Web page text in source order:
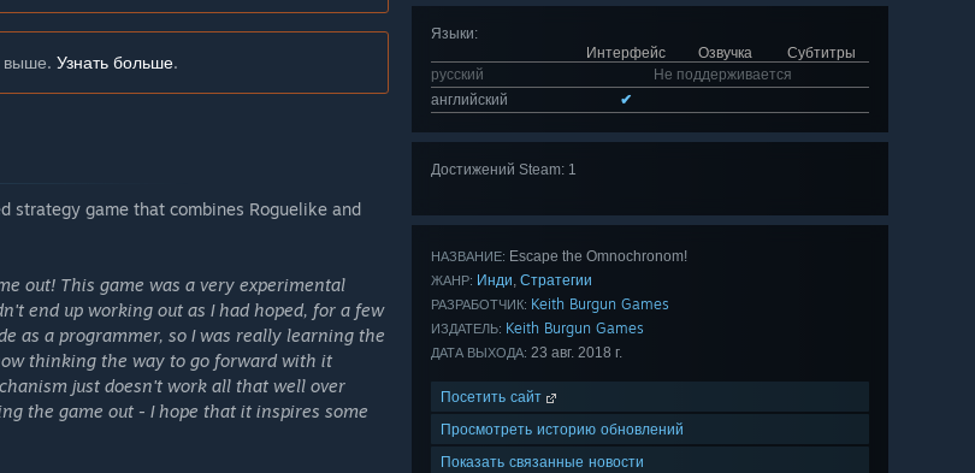
Языки:
Интерфейс
Озвучка
Субтитры
русский
Не поддерживается
английский
✔
Достижений Steam: 1
НАЗВАНИЕ: Escape the Omnochronom!
ЖАНР: Инди, Стратегии
РАЗРАБОТЧИК: Keith Burgun Games
ИЗДАТЕЛЬ: Keith Burgun Games
ДАТА ВЫХОДА: 23 авг. 2018 г.
Посетить сайт
Просмотреть историю обновлений
Показать связанные новости
выше. Узнать больше.
strategy game that combines Roguelike and
out! This game was a very experimental
end up working out as I had hoped, for a few
as a programmer, so I was really learning the
thinking the way to go forward with it
just doesn't work all that well over
the game out - I hope that it inspires some